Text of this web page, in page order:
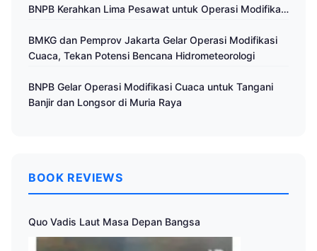
BNPB Kerahkan Lima Pesawat untuk Operasi Modifikasi
BMKG dan Pemprov Jakarta Gelar Operasi Modifikasi
Cuaca, Tekan Potensi Bencana Hidrometeorologi
BNPB Gelar Operasi Modifikasi Cuaca untuk Tangani
Banjir dan Longsor di Muria Raya
BOOK REVIEWS
Quo Vadis Laut Masa Depan Bangsa